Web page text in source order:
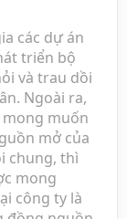
các dự án
triển bộ
và trau dồi
Ngoài ra,
mong muốn
mở của
chung, thì
mong
công ty là